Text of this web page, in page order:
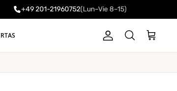
+49 201-21960752(Lun–Vie 8–15)
CuentaBuscar Carrito